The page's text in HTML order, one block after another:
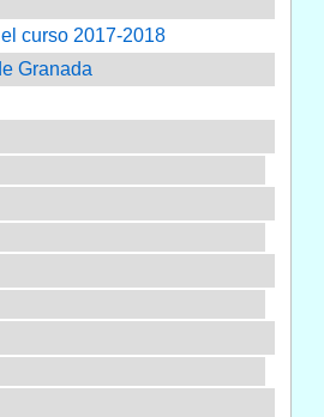
curso 2017-2018
Granada